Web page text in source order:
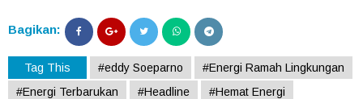
Bagikan:
Tag This #eddy Soeparno
#Energi Ramah Lingkungan
#Energi Terbarukan
#Headline
#Hemat Energi